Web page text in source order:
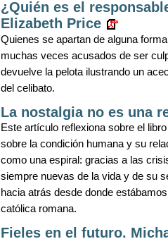
¿Quién es el
Elizabeth Price
Quienes se apartan de alguna
muchas veces acusados de ser
devuelve la pelota ilustrando un
del celibato.
La nostalgia no es una
Este artículo reflexiona sobre el
sobre la condición humana y su
como una espiral: gracias a las
siempre nuevas de la vida y de su
hacia atrás desde donde
católica romana.
Fieles en el futuro.